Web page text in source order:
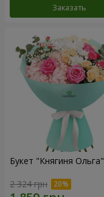
Заказать
Букет "Княгиня Ольга"
2 324 грн